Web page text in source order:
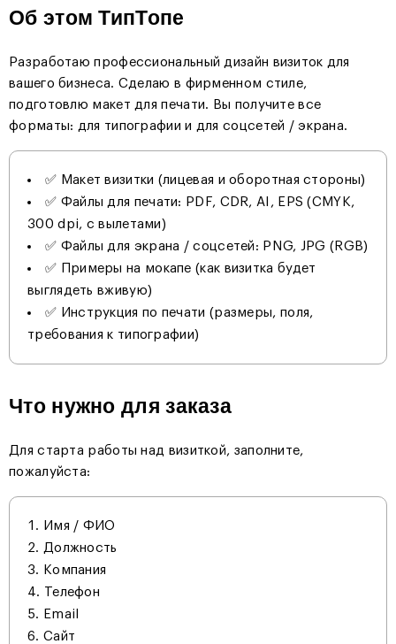
Об этом ТипТопе
Разработаю профессиональный дизайн визиток для
вашего бизнеса. Сделаю в фирменном стиле,
подготовлю макет для печати. Вы получите все
форматы: для типографии и для соцсетей / экрана.
✅ Макет визитки (лицевая и оборотная стороны)
✅ Файлы для печати: PDF, CDR, AI, EPS (CMYK,
300 dpi, с вылетами)
✅ Файлы для экрана / соцсетей: PNG, JPG (RGB)
✅ Примеры на мокапе (как визитка будет
выглядеть вживую)
✅ Инструкция по печати (размеры, поля,
требования к типографии)
Что нужно для заказа
Для старта работы над визиткой, заполните,
пожалуйста:
Имя / ФИО
Должность
Компания
Телефон
Email
Сайт